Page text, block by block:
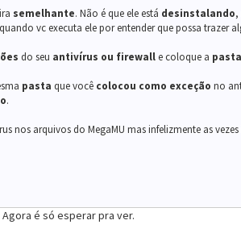
semelhante. Não é que ele está desinstalando,
vc executa ele por entender que possa trazer
do seu antivírus ou firewalle coloque a pasta
pasta que você colocou como exceção no
.
nos arquivos do MegaMU mas infelizmente as
é só esperar pra ver.